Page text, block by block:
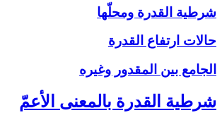
شرطية القدرة ومحلّها
حالات ارتفاع القدرة
الجامع بين المقدور وغيره
شرطية القدرة بالمعنى‏ الأعمّ‏